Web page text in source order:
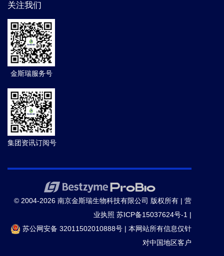
关注我们
金斯瑞服务号
集团资讯订阅号
© 2004-2026 南京金斯瑞生物科技有限公司 版权所有 | 营
业执照 苏ICP备15037624号-1 |
苏公网安备 32011502010888号 | 本网站所有信息仅针
对中国地区客户